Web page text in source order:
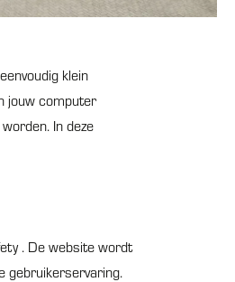
klein
jouw computer
In deze
. De website wordt
gebruikerservaring.